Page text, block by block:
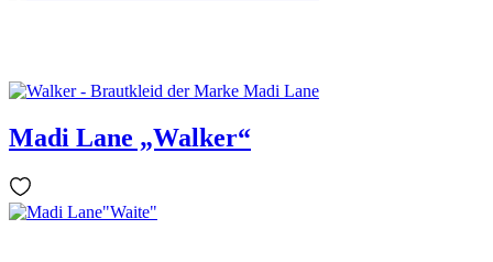
Madi Lane „Walker“